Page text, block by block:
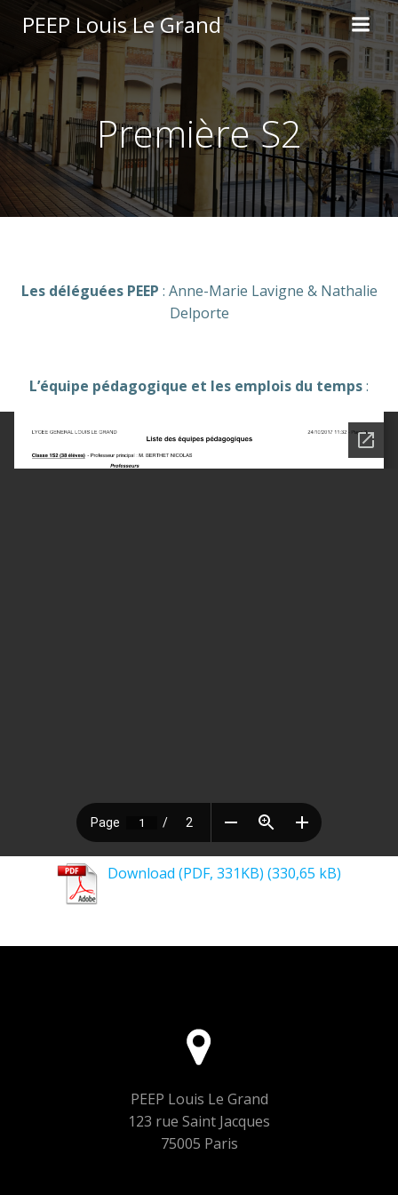
Aller
au
contenu
PEEP Louis Le Grand
Première S2
Les déléguées PEEP : Anne-Marie Lavigne & Nathalie
Delporte
L’équipe pédagogique et les emplois du temps:
Download (PDF, 331KB)
PEEP Louis Le Grand
123 rue Saint Jacques
75005 Paris